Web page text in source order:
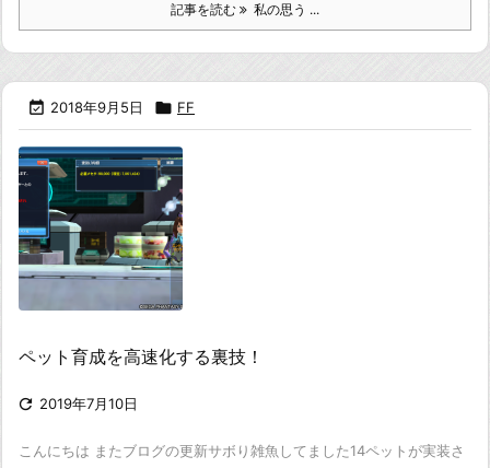
記事を読む 私の思う ...
 2018年9月5日  FF
ペット育成を高速化する裏技！
 2019年7月10日
こんにちは またブログの更新サボり雑魚してました14ペットが実装さ